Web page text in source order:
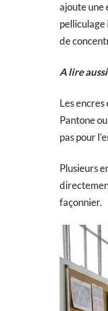
ajoute une
pelliculage
de
A lire
Les
Pantone
pas pour
Plusieurs
façonnier.